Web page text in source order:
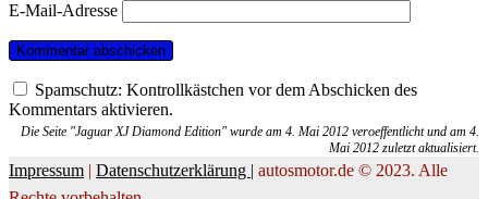
E-Mail-Adresse
Spamschutz: Kontrollkästchen vor dem Abschicken des
Kommentars aktivieren.
Die Seite "Jaguar XJ Diamond Edition" wurde am 4. Mai 2012 veroeffentlicht und am 4.
Mai 2012 zuletzt aktualisiert.
Impressum | Datenschutzerklärung | autosmotor.de © 2023. Alle